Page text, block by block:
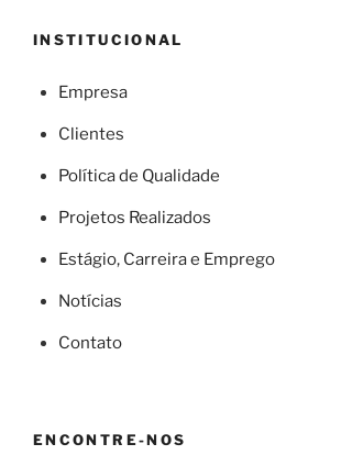
INSTITUCIONAL
Empresa
Clientes
Política de Qualidade
Projetos Realizados
Estágio, Carreira e Emprego
Notícias
Contato
ENCONTRE-NOS